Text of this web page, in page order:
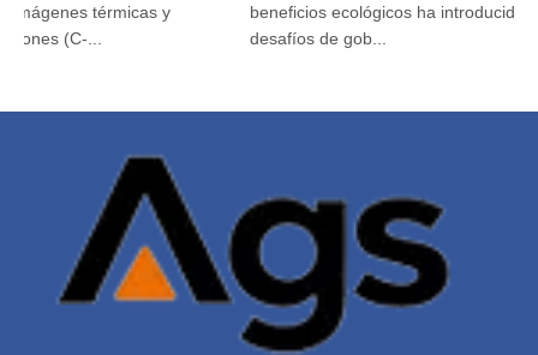
térmicas y
(C-...
beneficios ecológicos ha introducido
desafíos de gob...